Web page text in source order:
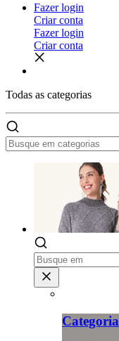
Fazer login
Criar conta
Fazer login
Criar conta
Todas as categorias
Categoria